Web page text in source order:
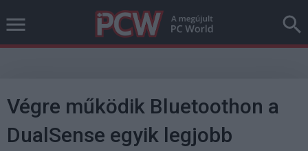
Végre működik Bluetoothon a
DualSense egyik legjobb